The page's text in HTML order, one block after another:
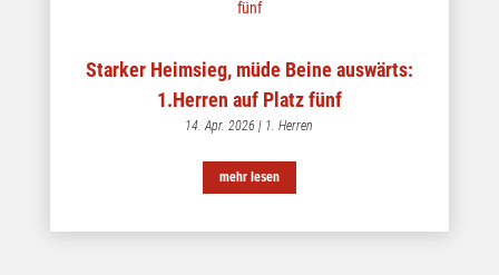
Starker Heimsieg, müde Beine auswärts:
1.Herren auf Platz fünf
14. Apr. 2026 | 1. Herren
mehr lesen